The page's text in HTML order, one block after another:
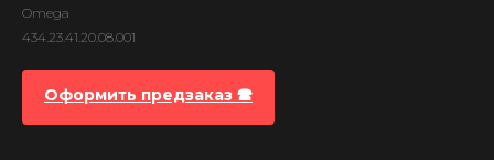
Omega
434.23.41.20.08.001
Оформить предзаказ 🕿